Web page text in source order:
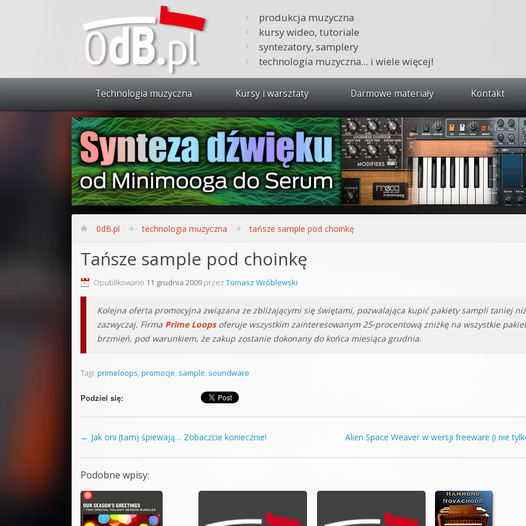
produkcja muzyczna
kursy wideo, tutoriale
syntezatory, samplery
technologia muzyczna... i wiele więcej!
Technologia muzyczna Kursy i warsztaty
Zobacz wszystkie kursy i warsztaty
Synteza dźwięku 🔥
Produkcja muzyczna w praktyce
Bitwig Studio od podstaw
Sound Forge od podstaw
Kontakt 5 Kompendium
Pakiety
Darmowe materiały Kontakt
0dB.pl technologia muzyczna tańsze sample pod choinkę
Tańsze sample pod choinkę
Opublikowano 11 grudnia 2009 przez Tomasz Wróblewski
Kolejna oferta promocyjna związana ze zbliżającymi się świętami, pozwalająca kupić pakiety sampli taniej niż
zazwyczaj. Firma Prime Loopsoferuje wszystkim zainteresowanym 25-procentową zniżkę na wszystkie
brzmień, pod warunkiem, że zakup zostanie dokonany do końca miesiąca grudnia.
Tagi: primeloops, promocje, sample, soundware
Podziel się:
Zobacz wpisy
← Jak oni (tam) śpiewają… Zobaczcie koniecznie! Alien Space Weaver w wersji freeware (i nie
Podobne wpisy: